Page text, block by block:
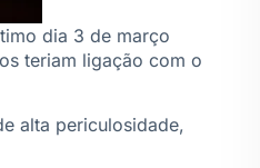
dia 3 de março
teriam ligação com o
alta periculosidade,